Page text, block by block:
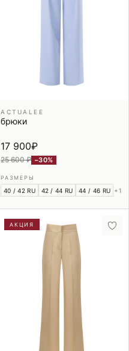
ACTUALEE
брюки
17 900₽
25 600 ₽ −30%
РАЗМЕРЫ
40 / 42 RU 42 / 44 RU 44 / 46 RU +1
АКЦИЯ